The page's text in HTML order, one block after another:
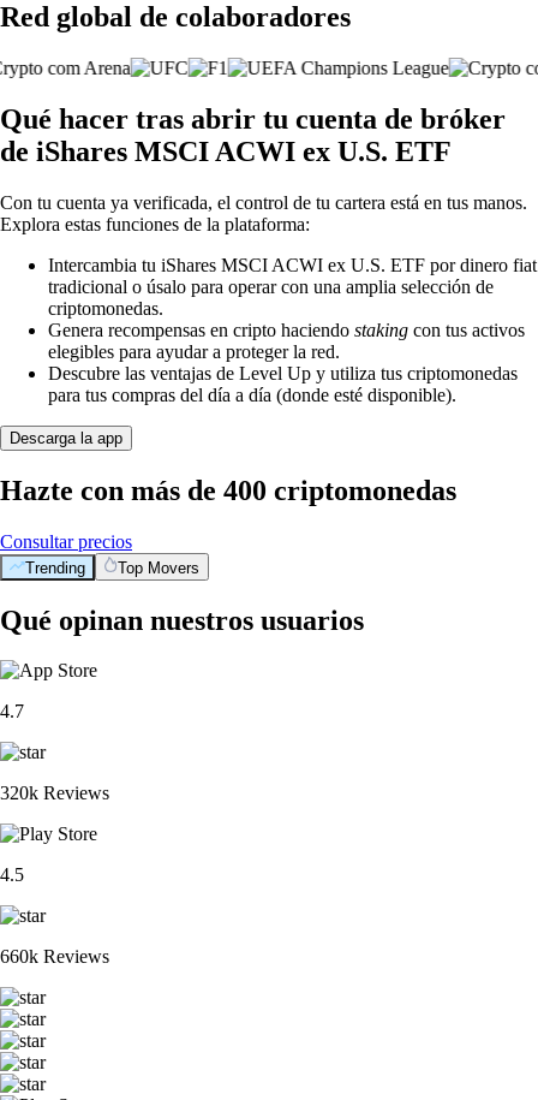
Red global de colaboradores
Qué hacer tras abrir tu cuenta de bróker
de iShares MSCI ACWI ex U.S. ETF
Con tu cuenta ya verificada, el control de tu cartera está en tus manos.
Explora estas funciones de la plataforma:
Intercambia tu iShares MSCI ACWI ex U.S. ETF por dinero fiat
tradicional o úsalo para operar con una amplia selección de
criptomonedas.
Genera recompensas en cripto haciendo staking con tus activos
elegibles para ayudar a proteger la red.
Descubre las ventajas de Level Up y utiliza tus criptomonedas
para tus compras del día a día (donde esté disponible).
Descarga la app
Hazte con más de 400 criptomonedas
Consultar precios
Trending Top Movers
Qué opinan nuestros usuarios
4.7
320k Reviews
4.5
660k Reviews